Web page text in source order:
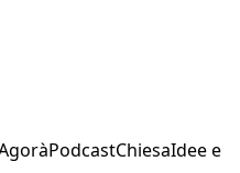
PodcastChiesaIdee e